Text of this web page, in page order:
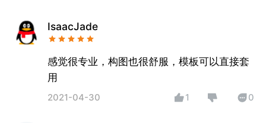
IsaacJade
感觉很专业，构图也很舒服，模板可以直接套
用
2021-04-30 1 0